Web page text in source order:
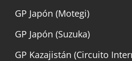
GP Japón (Motegi)
GP Japón (Suzuka)
GP Kazajistán (Circuito